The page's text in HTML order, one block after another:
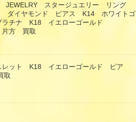
スタージュエリー リング
ダイヤモンド ピアス K14 ホワイトゴ
チナ K18 イエローゴールド
方 買取
ット K18 イエローゴールド ピア
取